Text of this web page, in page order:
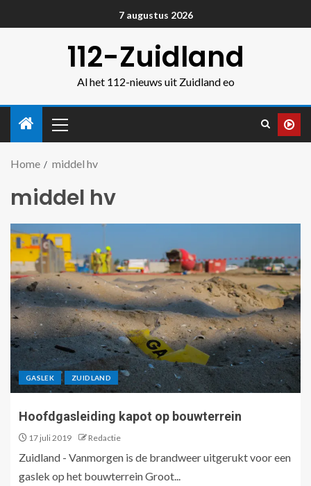
7 augustus 2026
112-Zuidland
Al het 112-nieuws uit Zuidland eo
Home middel hv
middel hv
GASLEK ZUIDLAND
Hoofdgasleiding kapot op bouwterrein
17 juli 2019 Redactie
Zuidland - Vanmorgen is de brandweer uitgerukt voor een
gaslek op het bouwterrein Groot...